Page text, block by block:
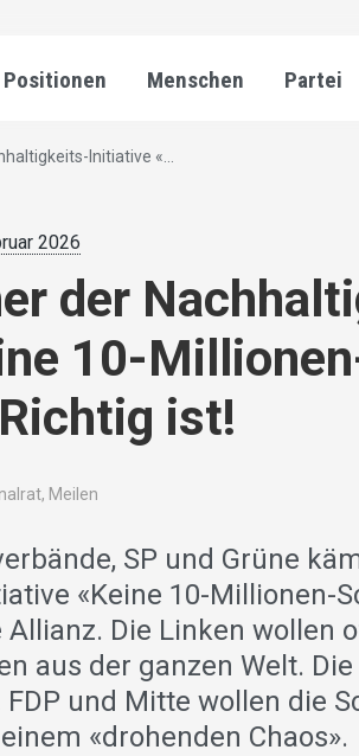
Positionen Menschen Partei
Initiative «...
2026
der
10-
ist!
Meilen
SP und Grüne
«Keine 10-Millionen-
Die Linken wollen
aus der ganzen Welt.
und Mitte wollen die
«drohenden Chaos».